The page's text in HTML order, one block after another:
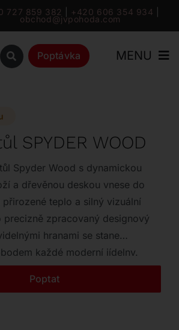
727 859 382 +420 606 354 934
obchod@jvpohoda.com
Poptávka MENU
Katalog
Značky
Outlet
Kontakt
SPYDER WOOD
Spyder Wood s dynamickou
a dřevěnou deskou vnese do
přirozené teplo a silný vizuální
precizně zpracovaný designový
hranami se stane
každé moderní jídelny.
Poptat